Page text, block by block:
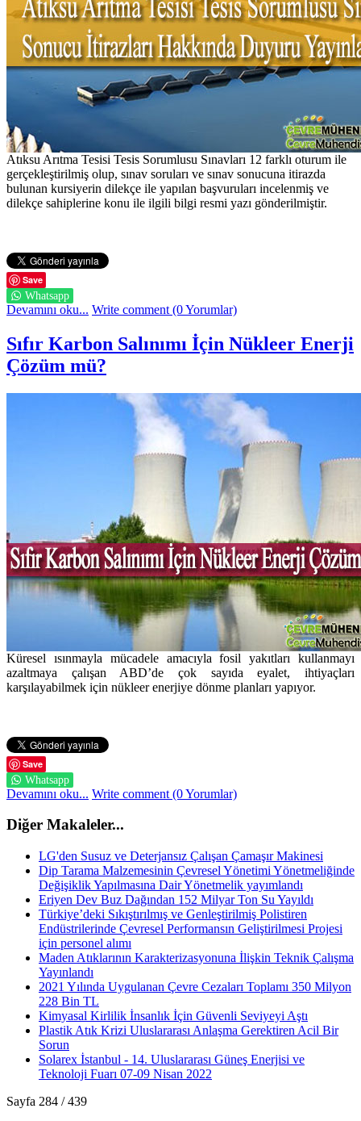
Atıksu Arıtma Tesisi Tesis Sorumlusu Sınavları 12 farklı oturum ile
gerçekleştirilmiş olup, sınav soruları ve sınav sonucuna itirazda
bulunan kursiyerin dilekçe ile yapılan başvuruları incelenmiş ve
dilekçe sahiplerine konu ile ilgili bilgi resmi yazı gönderilmiştir.
Save
Whatsapp
Devamını oku... Write comment (0 Yorumlar)
Sıfır Karbon Salınımı İçin Nükleer Enerji
Çözüm mü?
Küresel ısınmayla mücadele amacıyla fosil yakıtları kullanmayı
azaltmaya çalışan ABD’de çok sayıda eyalet, ihtiyaçları
karşılayabilmek için nükleer enerjiye dönme planları yapıyor.
Save
Whatsapp
Devamını oku... Write comment (0 Yorumlar)
Diğer Makaleler...
LG'den Susuz ve Deterjansız Çalışan Çamaşır Makinesi
Dip Tarama Malzemesinin Çevresel Yönetimi Yönetmeliğinde
Değişiklik Yapılmasına Dair Yönetmelik yayımlandı
Eriyen Dev Buz Dağından 152 Milyar Ton Su Yayıldı
Türkiye’deki Sıkıştırılmış ve Genleştirilmiş Polistiren
Endüstrilerinde Çevresel Performansın Geliştirilmesi Projesi
için personel alımı
Maden Atıklarının Karakterizasyonuna İlişkin Teknik Çalışma
Yayınlandı
2021 Yılında Uygulanan Çevre Cezaları Toplamı 350 Milyon
228 Bin TL
Kimyasal Kirlilik İnsanlık İçin Güvenli Seviyeyi Aştı
Plastik Atık Krizi Uluslararası Anlaşma Gerektiren Acil Bir
Sorun
Solarex İstanbul - 14. Uluslararası Güneş Enerjisi ve
Teknoloji Fuarı 07-09 Nisan 2022
Sayfa 284 / 439